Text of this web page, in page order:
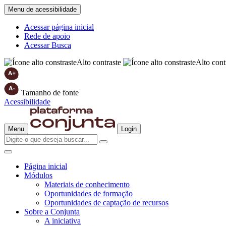
Menu de acessibilidade
Acessar página inicial
Rede de apoio
Acessar Busca
Alto contraste
Alto
Tamanho de fonte
Acessibilidade
Menu Login
Página inicial
Módulos
Materiais de conhecimento
Oportunidades de formação
Oportunidades de captação de recursos
Sobre a Conjunta
A iniciativa